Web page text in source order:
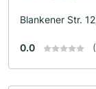
Blankener Str.
0.0